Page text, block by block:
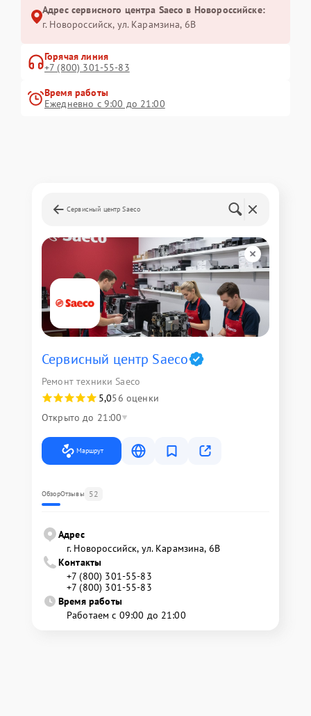
Адрес сервисного центра Saeco в Новороссийске:
г. Новороссийск, ул. Карамзина, 6В
Горячая линия
+7 (800) 301-55-83
Время работы
Ежедневно с 9:00 до 21:00
Сервисный центр Saeco
Сервисный центр Saeco
Ремонт техники Saeco
5,056 оценки
Открыто до 21:00
Маршрут
ОбзорОтзывы 52
Адрес
г. Новороссийск, ул. Карамзина, 6В
Контакты
+7 (800) 301-55-83
+7 (800) 301-55-83
Время работы
Работаем с 09:00 до 21:00